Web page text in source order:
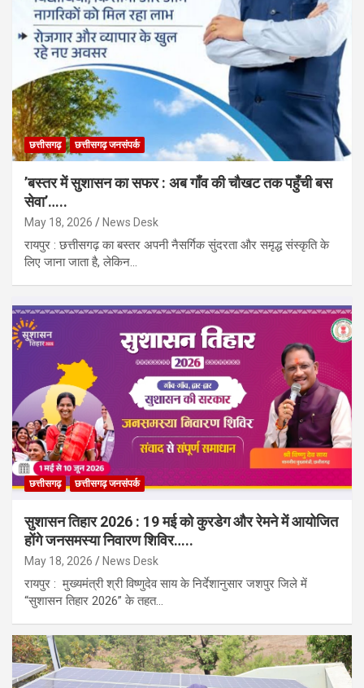
छत्तीसगढ़ छत्तीसगढ़ जनसंपर्क
’बस्तर में सुशासन का सफर : अब गाँव की चौखट तक पहुँची बस
सेवा’…..
May 18, 2026 News Desk
रायपुर : छत्तीसगढ़ का बस्तर अपनी नैसर्गिक सुंदरता और समृद्ध संस्कृति के
लिए जाना जाता है, लेकिन…
छत्तीसगढ़ छत्तीसगढ़ जनसंपर्क
सुशासन तिहार 2026 : 19 मई को कुरडेग और रेमने में आयोजित
होंगे जनसमस्या निवारण शिविर…..
May 18, 2026 News Desk
रायपुर : मुख्यमंत्री श्री विष्णुदेव साय के निर्देशानुसार जशपुर जिले में
“सुशासन तिहार 2026” के तहत…